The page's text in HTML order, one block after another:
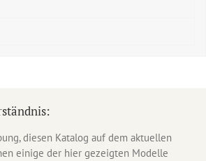
diesen Katalog auf dem aktuellen
einige der hier gezeigten Modelle